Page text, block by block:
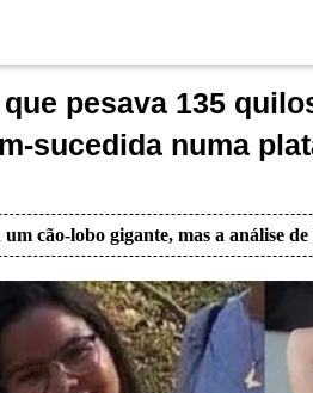
pesava 135
sucedida numa
cão-lobo gigante, mas a análise